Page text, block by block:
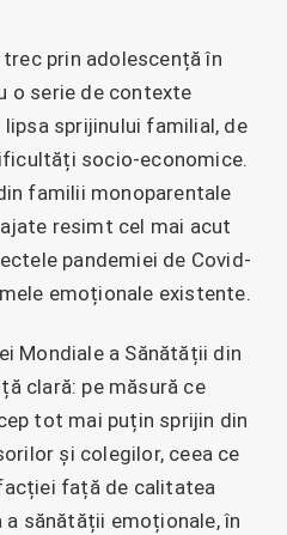
prin adolescență în
o serie de contexte
sprijinului familial, de
socio-economice.
familii monoparentale
resimt cel mai acut
pandemiei de Covid-
emoționale existente.
Mondiale a Sănătății din
clară: pe măsură ce
tot mai puțin sprijin din
și colegilor, ceea ce
față de calitatea
sănătății emoționale, în